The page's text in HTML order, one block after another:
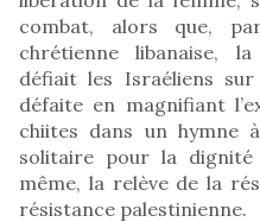
combat, alors que,
chrétienne libanaise,
défiait les Israéliens
défaite en magnifiant
chiites dans un hymne
solitaire pour la dignité
même, la relève de la
résistance palestinienne.